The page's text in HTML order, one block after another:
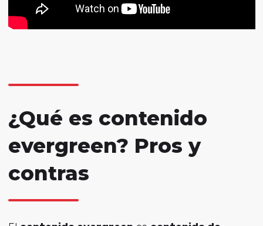
¿Qué es contenido
evergreen? Pros y
contras